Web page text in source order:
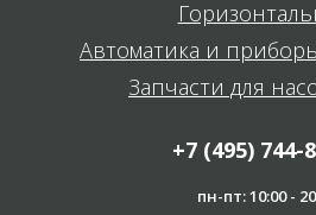
Автоматика и
Запчасти для
+7 (495) 744-
пн-пт: 10:00 -